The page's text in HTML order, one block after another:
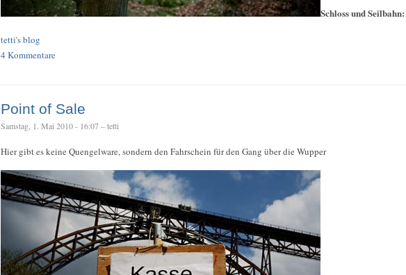
Schloss und Seilbahn:
tetti's blog
4 Kommentare
Point of Sale
Samstag, 1. Mai 2010 - 16:07 – tetti
Hier gibt es keine Quengelware, sondern den Fahrschein für den Gang über die Wupper